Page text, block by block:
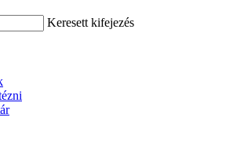
Keresett kifejezés